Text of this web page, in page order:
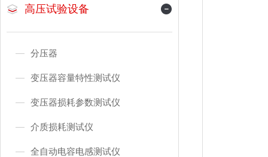
高压试验设备
分压器
变压器容量特性测试仪
变压器损耗参数测试仪
介质损耗测试仪
全自动电容电感测试仪